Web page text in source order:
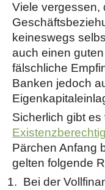
Viele vergessen,
keineswegs
auch einen
fälschliche
Banken jedoch
Sicherlich gibt
Pärchen Anfang
gelten folgende
Bei der